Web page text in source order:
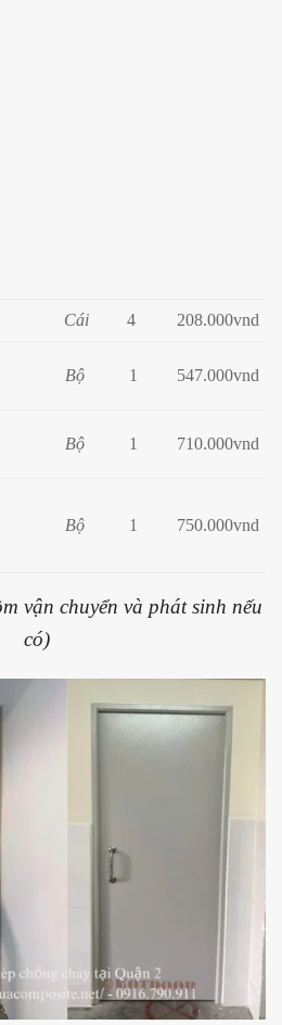
Cái 4 208.000vnd
Bộ 1 547.000vnd
Bộ 1 710.000vnd
Bộ 1 750.000vnd
vận chuyển và phát sinh nếu
có)